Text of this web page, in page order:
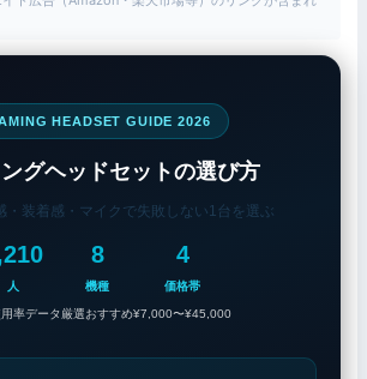
HEADSET GUIDE 2026
グヘッドセットの選び方
・装着感・マイクで失敗しない1台を選ぶ
人
率データ
8
機種
厳選おすすめ
4
価格帯
¥7,000〜¥45,000